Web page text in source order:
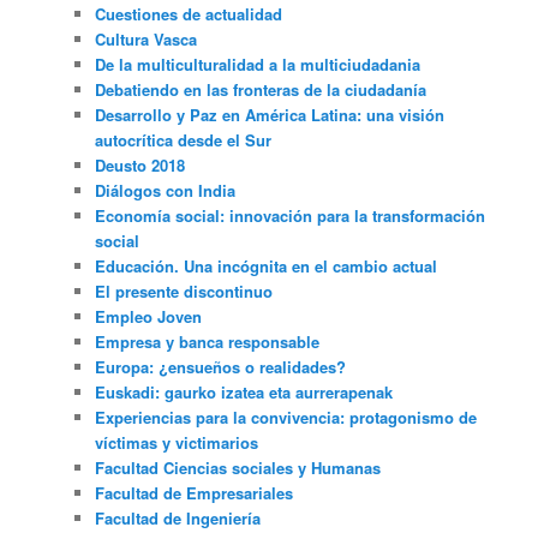
Cuestiones de actualidad
Cultura Vasca
De la multiculturalidad a la multiciudadania
Debatiendo en las fronteras de la ciudadanía
Desarrollo y Paz en América Latina: una visión
autocrítica desde el Sur
Deusto 2018
Diálogos con India
Economía social: innovación para la transformación
social
Educación. Una incógnita en el cambio actual
El presente discontinuo
Empleo Joven
Empresa y banca responsable
Europa: ¿ensueños o realidades?
Euskadi: gaurko izatea eta aurrerapenak
Experiencias para la convivencia: protagonismo de
víctimas y victimarios
Facultad Ciencias sociales y Humanas
Facultad de Empresariales
Facultad de Ingeniería